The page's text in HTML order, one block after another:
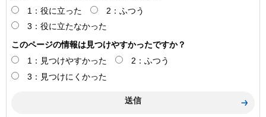
1：役に立った
2：ふつう
3：役に立たなかった
このページの情報は見つけやすかったですか？
1：見つけやすかった
2：ふつう
3：見つけにくかった